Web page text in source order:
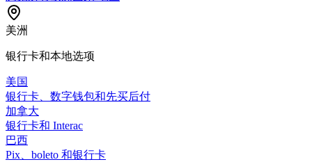
美洲
银行卡和本地选项
美国
银行卡、数字钱包和先买后付
加拿大
银行卡和 Interac
巴西
Pix、boleto 和银行卡